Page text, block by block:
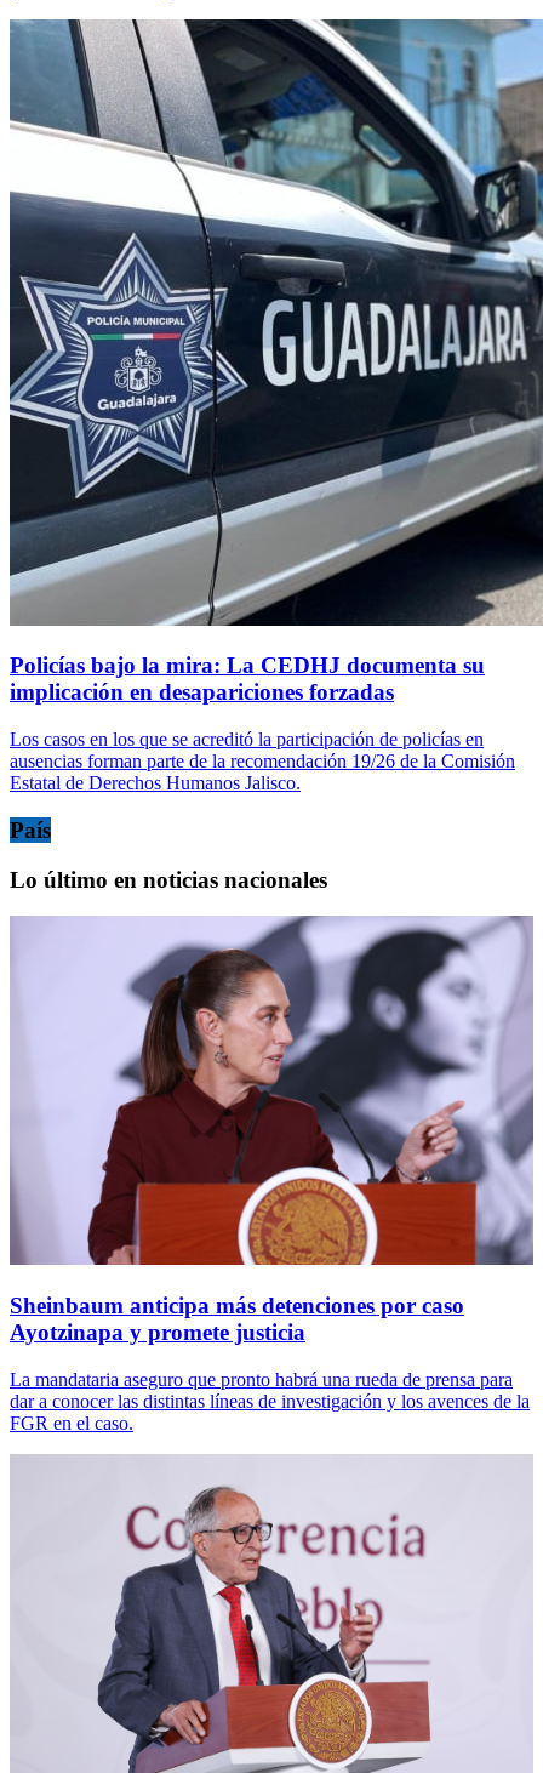
Policías bajo la mira: La CEDHJ documenta su
implicación en desapariciones forzadas
Los casos en los que se acreditó la participación de policías en
ausencias forman parte de la recomendación 19/26 de la Comisión
Estatal de Derechos Humanos Jalisco.
País
Lo último en noticias nacionales
Sheinbaum anticipa más detenciones por caso
Ayotzinapa y promete justicia
La mandataria aseguro que pronto habrá una rueda de prensa para
dar a conocer las distintas líneas de investigación y los avences de la
FGR en el caso.